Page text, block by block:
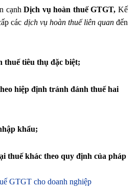
cạnhDịch vụ hoàn thuế GTGT, Kế
các dịch vụ hoàn thuế liên quan đến
thuế tiêu thụ đặc biệt;
hiệp định tránh đánh thuế hai
khẩu;
thuế khác theo quy định của pháp
GTGT cho doanh nghiệp